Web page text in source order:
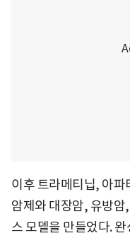
이후 트라메티닙, 아
암제와 대장암, 유방암
스 모델을 만들었다.